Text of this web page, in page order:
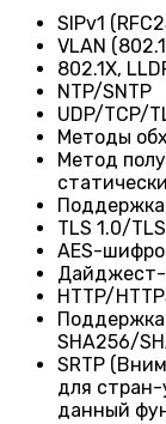
SIPv1
VLAN
802.1X,
NTP/SNTP
UDP/TCP/
Методы
Метод
TLS 1.0/
AES-
Дайджест-
HTTP/
SHA256/
SRTP
для
данный